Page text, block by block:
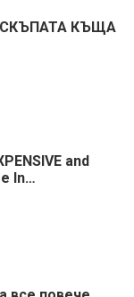
СКЪПАТА КЪЩА
and
In…